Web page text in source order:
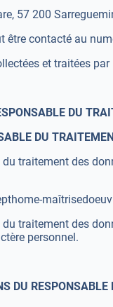
57 200
être contacté au
et traitées
DU
DU
du traitement des
du traitement des
personnel.
DU